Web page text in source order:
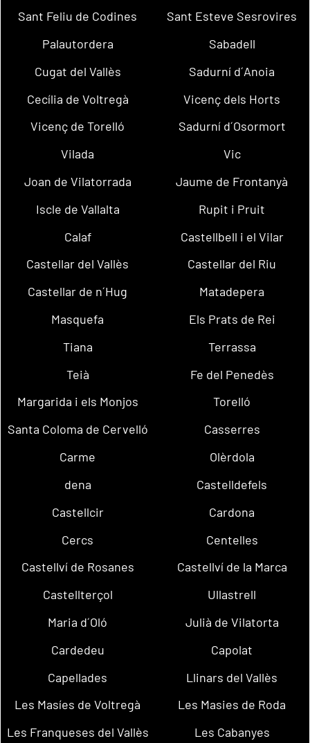
Sant Feliu de Codines
Sant Esteve Sesrovires
Palautordera
Sabadell
Cugat del Vallès
Sadurní d´Anoia
Cecília de Voltregà
Vicenç dels Horts
Vicenç de Torelló
Sadurní d´Osormort
Vilada
Vic
Joan de Vilatorrada
Jaume de Frontanyà
Iscle de Vallalta
Rupit i Pruit
Calaf
Castellbell i el Vilar
Castellar del Vallès
Castellar del Riu
Castellar de n´Hug
Matadepera
Masquefa
Els Prats de Rei
Tiana
Terrassa
Teià
Fe del Penedès
Margarida i els Monjos
Torelló
Santa Coloma de Cervelló
Casserres
Carme
Olèrdola
dena
Castelldefels
Castellcir
Cardona
Cercs
Centelles
Castellví de Rosanes
Castellví de la Marca
Castellterçol
Ullastrell
Maria d´Oló
Julià de Vilatorta
Cardedeu
Capolat
Capellades
Llinars del Vallès
Les Masíes de Voltregà
Les Masies de Roda
Les Franqueses del Vallès
Les Cabanyes